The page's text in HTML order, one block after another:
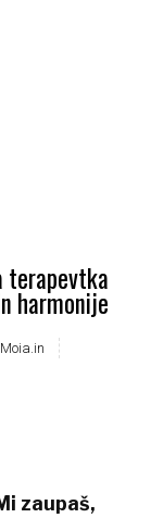
terapevtka
harmonije
Moia.in
zaupaš,